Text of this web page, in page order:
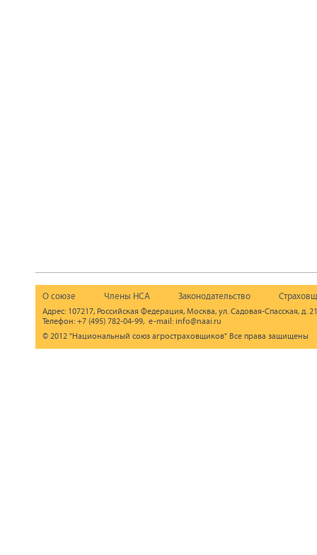
О союзе Члены НСА Законодательство
Адрес: 107217, Российская Федерация, Москва, ул. Садовая-Спасская, д.
Телефон: +7 (495) 782-04-99, e-mail: info@naai.ru
© 2012 "Национальный союз агростраховщиков" Все права защищены